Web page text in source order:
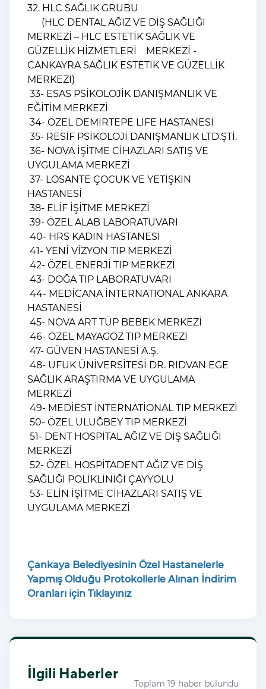
32. HLC SAĞLIK GRUBU
(HLC DENTAL AĞIZ VE DİŞ SAĞLIĞI
MERKEZİ – HLC ESTETİK SAĞLIK VE
GÜZELLİK HİZMETLERİ MERKEZİ -
CANKAYRA SAĞLIK ESTETİK VE GÜZELLİK
MERKEZİ)
33- ESAS PSİKOLOJİK DANIŞMANLIK VE
EĞİTİM MERKEZİ
34- ÖZEL DEMİRTEPE LİFE HASTANESİ
35- RESİF PSİKOLOJİ DANIŞMANLIK LTD.ŞTİ.
36- NOVA İŞİTME CİHAZLARI SATIŞ VE
UYGULAMA MERKEZİ
37- LÖSANTE ÇOCUK VE YETİŞKİN
HASTANESİ
38- ELİF İŞİTME MERKEZİ
39- ÖZEL ALAB LABORATUVARI
40- HRS KADIN HASTANESİ
41- YENİ VİZYON TIP MERKEZİ
42- ÖZEL ENERJİ TIP MERKEZİ
43- DOĞA TIP LABORATUVARI
44- MEDİCANA İNTERNATIONAL ANKARA
HASTANESİ
45- NOVA ART TÜP BEBEK MERKEZİ
46- ÖZEL MAYAGÖZ TIP MERKEZİ
47- GÜVEN HASTANESİ A.Ş.
48- UFUK ÜNİVERSİTESİ DR. RIDVAN EGE
SAĞLIK ARAŞTIRMA VE UYGULAMA
MERKEZİ
49- MEDİEST İNTERNATİONAL TIP MERKEZİ
50- ÖZEL ULUĞBEY TIP MERKEZİ
51- DENT HOSPİTAL AĞIZ VE DİŞ SAĞLIĞI
MERKEZİ
52- ÖZEL HOSPİTADENT AĞIZ VE DİŞ
SAĞLIĞI POLİKLİNİĞİ ÇAYYOLU
53- ELİN İŞİTME CİHAZLARI SATIŞ VE
UYGULAMA MERKEZİ
Çankaya Belediyesinin Özel Hastanelerle
Yapmış Olduğu Protokollerle Alınan İndirim
Oranları için Tıklayınız
İlgili Haberler
Toplam 19 haber bulundu